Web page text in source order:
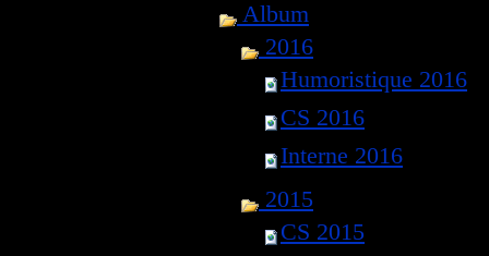
Album
2016
Humoristique 2016
CS 2016
Interne 2016
2015
CS 2015